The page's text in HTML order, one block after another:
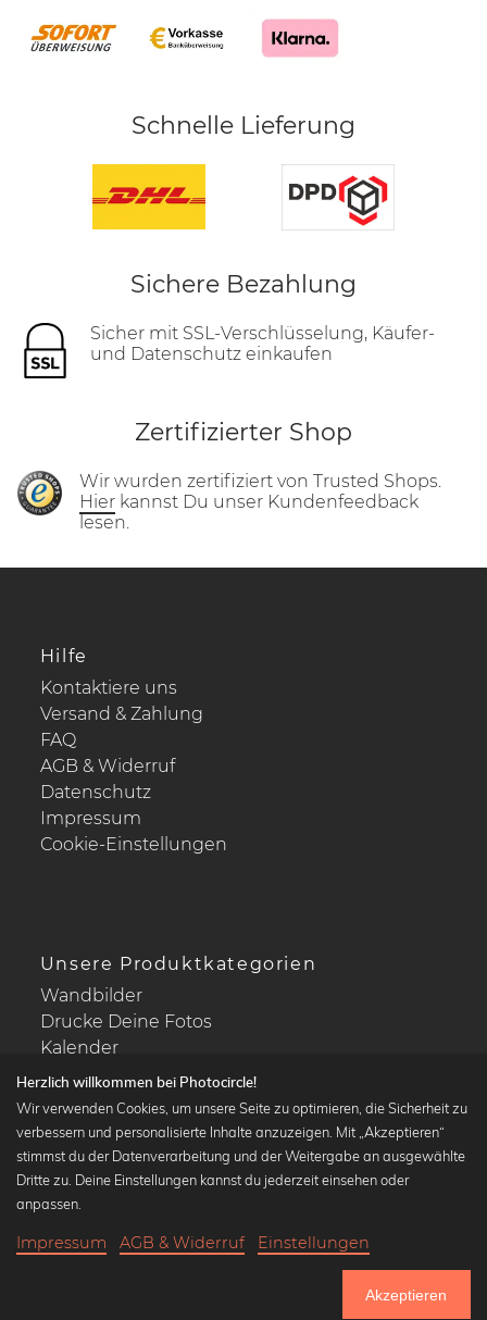
Schnelle Lieferung
Sichere Bezahlung
Sicher mit SSL-Verschlüsselung, Käufer-
und Datenschutz einkaufen
Zertifizierter Shop
Wir wurden zertifiziert von Trusted Shops.
Hier kannst Du unser Kundenfeedback
lesen.
Hilfe
Kontaktiere uns
Versand & Zahlung
FAQ
AGB & Widerruf
Datenschutz
Impressum
Cookie-Einstellungen
Unsere Produktkategorien
Wandbilder
Drucke Deine Fotos
Kalender
Beliebte Kollektionen
Wandbilder in schwarz-weiß
Klassiker der Kunstgeschichte
Herzlich willkommen bei Photocircle!
Wir verwenden Cookies, um unsere Seite zu optimieren, die Sicherheit zu
verbessern und personalisierte Inhalte anzuzeigen. Mit „Akzeptieren“
stimmst du der Datenverarbeitung und der Weitergabe an ausgewählte
Dritte zu. Deine Einstellungen kannst du jederzeit einsehen oder
anpassen.
Impressum AGB & Widerruf Einstellungen
Akzeptieren